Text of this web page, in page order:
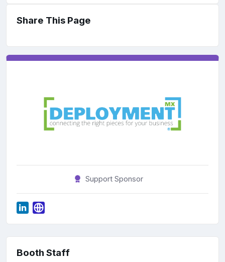
Share This Page
Support Sponsor
Booth Staff